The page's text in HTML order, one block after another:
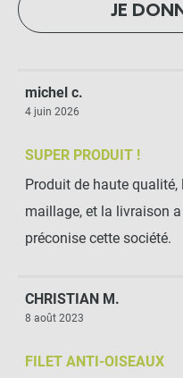
JE
michel c.
4 juin 2026
SUPER PRODUIT !
Produit de haute
maillage, et la livraison
préconise cette société.
CHRISTIAN M.
8 août 2023
FILET ANTI-OISEAUX